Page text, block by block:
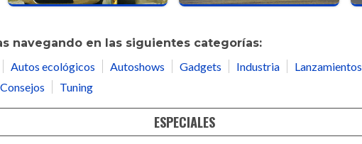
navegando en las siguientes categorías:
Autos ecológicos Autoshows Gadgets Industria Lanzamientos
Tuning
ESPECIALES